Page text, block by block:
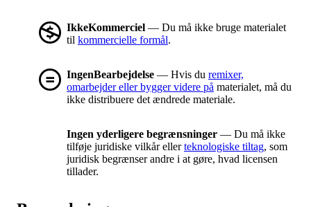
IkkeKommerciel — Du må ikke bruge materialet
til kommercielle formål.
IngenBearbejdelse — Hvis du remixer,
omarbejder eller bygger videre på materialet, må du
ikke distribuere det ændrede materiale.
Ingen yderligere begrænsninger — Du må ikke
tilføje juridiske vilkår ellerteknologiske tiltag, som
juridisk begrænser andre i at gøre, hvad licensen
tillader.